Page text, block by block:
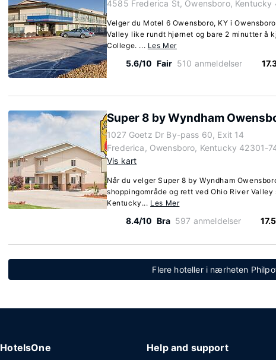
4585 Frederica St, Owensboro, Kentucky
Velger du Motel 6 Owensboro, KY i
Valley like rundt hjørnet og bare 2 minutter å
College. ... Les Mer
5.6/10 Fair 510 anmeldelser
Super 8 by Wyndham
1027 Goetz Dr By-pass 60, Exit 14
Frederica, Owensboro, Kentucky 42301-
Vis kart
Når du velger Super 8 by Wyndham
shoppingområde og rett ved Ohio River
Kentucky... Les Mer
8.4/10 Bra 597 anmeldelser
Flere hoteller i nærheten
HotelsOne Help and support